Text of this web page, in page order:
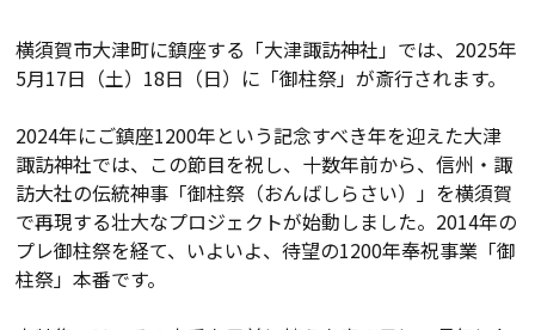
横須賀市大津町に鎮座する「大津諏訪神社」では、2025年
5月17日（土）18日（日）に「御柱祭」が斎行されます。
2024年にご鎮座1200年という記念すべき年を迎えた大津
諏訪神社では、この節目を祝し、十数年前から、信州・諏
訪大社の伝統神事「御柱祭（おんばしらさい）」を横須賀
で再現する壮大なプロジェクトが始動しました。2014年の
プレ御柱祭を経て、いよいよ、待望の1200年奉祝事業「御
柱祭」本番です。